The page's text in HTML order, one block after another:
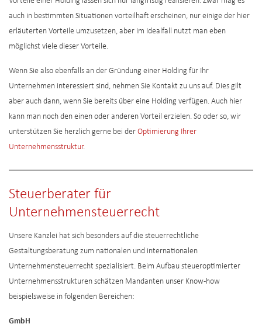
auch in bestimmten Situationen vorteilhaft erscheinen, nur einige der hier
erläuterten Vorteile umzusetzen, aber im Idealfall nutzt man eben
möglichst viele dieser Vorteile.
Wenn Sie also ebenfalls an der Gründung einer Holding für Ihr
Unternehmen interessiert sind, nehmen Sie Kontakt zu uns auf. Dies gilt
aber auch dann, wenn Sie bereits über eine Holding verfügen. Auch hier
kann man noch den einen oder anderen Vorteil erzielen. So oder so, wir
unterstützen Sie herzlich gerne bei der Optimierung Ihrer
Unternehmensstruktur.
Steuerberater für
Unternehmensteuerrecht
Unsere Kanzlei hat sich besonders auf die steuerrechtliche
Gestaltungsberatung zum nationalen und internationalen
Unternehmensteuerrecht spezialisiert. Beim Aufbau steueroptimierter
Unternehmensstrukturen schätzen Mandanten unser Know-how
beispielsweise in folgenden Bereichen:
GmbH